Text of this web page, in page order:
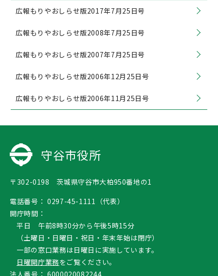
広報もりやおしらせ版2017年7月25日号
広報もりやおしらせ版2008年7月25日号
広報もりやおしらせ版2007年7月25日号
広報もりやおしらせ版2006年12月25日号
広報もりやおしらせ版2006年11月25日号
守谷市役所
〒302-0198 茨城県守谷市大柏950番地の1
電話番号： 0297-45-1111（代表）
開庁時間：
平日 午前8時30分から午後5時15分
（土曜日・日曜日・祝日・年末年始は閉庁）
一部の窓口業務は日曜日に実施しています。
日曜開庁業務をご覧ください。
法人番号： 6000020082244